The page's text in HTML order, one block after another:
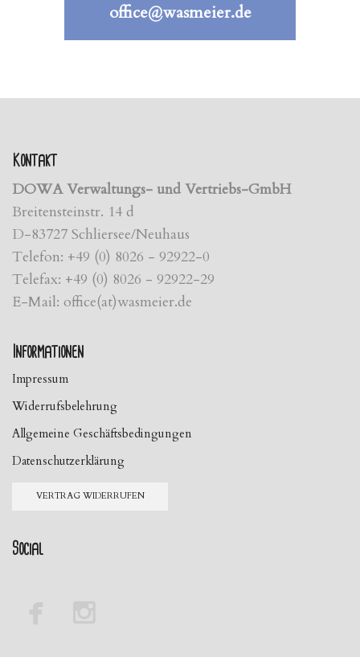
office@wasmeier.de
Kontakt
DOWA Verwaltungs- und Vertriebs-GmbH
Breitensteinstr. 14 d
D-83727 Schliersee/Neuhaus
Telefon: +49 (0) 8026 - 92922-0
Telefax: +49 (0) 8026 - 92922-29
E-Mail: office(at)wasmeier.de
Informationen
Impressum
Widerrufsbelehrung
Allgemeine Geschäftsbedingungen
Datenschutzerklärung
VERTRAG WIDERRUFEN
Social